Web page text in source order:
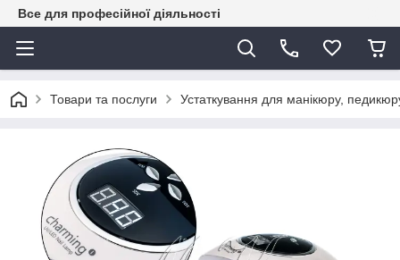
Все для професійної діяльності
Товари та послуги Устаткування для манікюру,